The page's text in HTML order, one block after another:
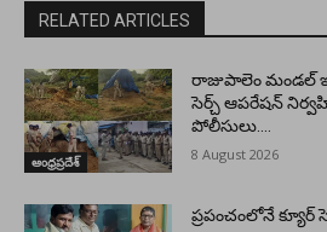
RELATED ARTICLES
ఆంధ్రప్రదేశ్
రాజుపాలెం మండల్
సెర్చ్ ఆపరేషన్
పోలీసులు….
8 August 2026
ప్రపంచంలోనే క్యూర్